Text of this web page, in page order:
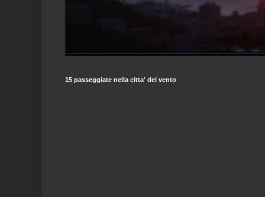
15 passeggiate nella citta' del vento